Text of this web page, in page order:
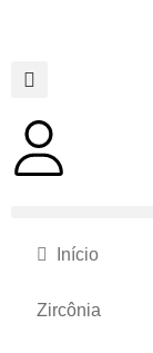
Início
Zircônia